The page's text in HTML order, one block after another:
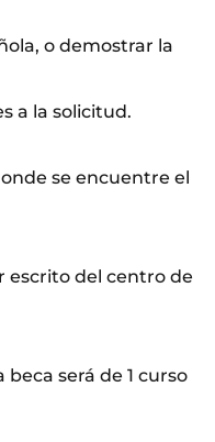
o demostrar la
a la solicitud.
se encuentre el
escrito del centro de
será de 1 curso